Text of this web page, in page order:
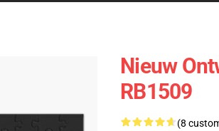
Nieuw
RB1509
(8